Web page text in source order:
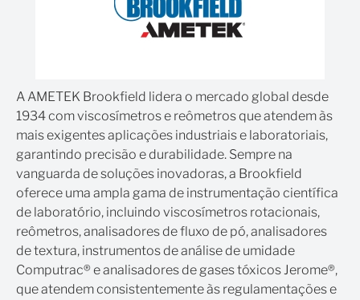
A AMETEK Brookfield lidera o mercado global desde
1934 com viscosímetros e reômetros que atendem às
mais exigentes aplicações industriais e laboratoriais,
garantindo precisão e durabilidade. Sempre na
vanguarda de soluções inovadoras, a Brookfield
oferece uma ampla gama de instrumentação científica
de laboratório, incluindo viscosímetros rotacionais,
reômetros, analisadores de fluxo de pó, analisadores
de textura, instrumentos de análise de umidade
Computrac® e analisadores de gases tóxicos Jerome®,
que atendem consistentemente às regulamentações e